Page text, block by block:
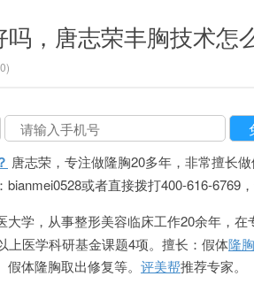
，唐志荣丰胸技术怎
唐志荣，专注做隆胸20多年，非常擅长
或者直接拨打400-616-6769，
大学，从事整形美容临床工作20余年，
上医学科研基金课题4项。擅长：假体隆胸
、假体隆胸取出修复等。 评美帮推荐专家。